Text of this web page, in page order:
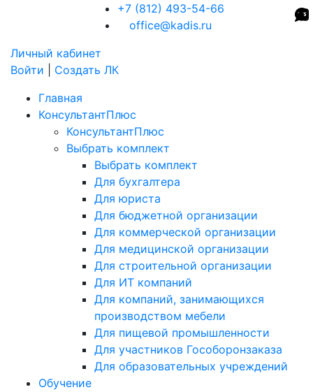
+7 (812) 493-54-66
office@kadis.ru
Личный кабинет
Войти
Создать ЛК
Главная
КонсультантПлюс
КонсультантПлюс
Выбрать комплект
Выбрать комплект
Для бухгалтера
Для юриста
Для бюджетной организации
Для коммерческой организации
Для медицинской организации
Для строительной организации
Для ИТ компаний
Для компаний, занимающихся
производством мебели
Для пищевой промышленности
Для участников Гособоронзаказа
Для образовательных учреждений
Обучение